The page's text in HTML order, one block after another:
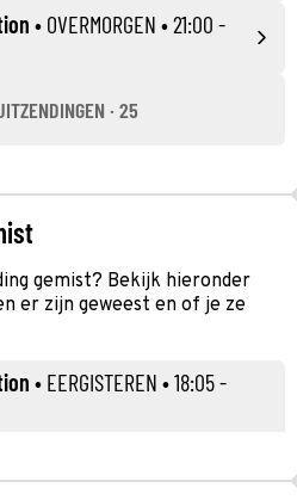
• OVERMORGEN • 21:00 -
· 25
gemist? Bekijk hieronder
er zijn geweest en of je ze
• EERGISTEREN • 18:05 -